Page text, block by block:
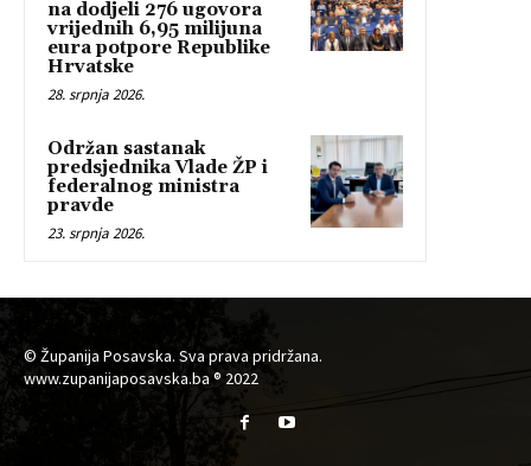
na dodjeli 276 ugovora
vrijednih 6,95 milijuna
eura potpore Republike
Hrvatske
28. srpnja 2026.
Održan sastanak
predsjednika Vlade ŽP i
federalnog ministra
pravde
23. srpnja 2026.
© Županija Posavska. Sva prava pridržana.
www.zupanijaposavska.ba ® 2022